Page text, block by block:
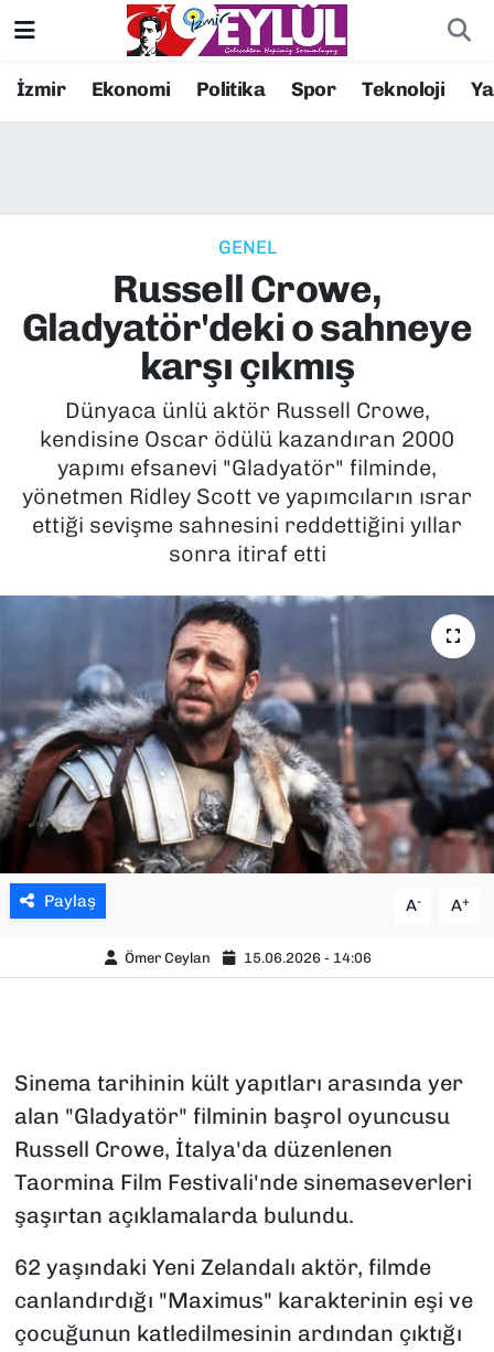
İzmir Ekonomi Politika Spor Teknoloji
GENEL
Russell Crowe,
Gladyatör'deki o sahneye
karşı çıkmış
Dünyaca ünlü aktör Russell Crowe,
kendisine Oscar ödülü kazandıran 2000
yapımı efsanevi "Gladyatör" filminde,
yönetmen Ridley Scott ve yapımcıların ısrar
ettiği sevişme sahnesini reddettiğini yıllar
sonra itiraf etti
Paylaş A- A+
Ömer Ceylan 15.06.2026 - 14:06
Sinema tarihinin kült yapıtları arasında yer
alan "Gladyatör" filminin başrol oyuncusu
Russell Crowe, İtalya'da düzenlenen
Taormina Film Festivali'nde sinemaseverleri
şaşırtan açıklamalarda bulundu.
62 yaşındaki Yeni Zelandalı aktör, filmde
canlandırdığı "Maximus" karakterinin eşi ve
çocuğunun katledilmesinin ardından çıktığı
Resmi İlanlar
EKONOMİ
KÜLTÜR SANAT
MAGAZİN
POLİTİKA
SAĞLIK
SPOR
TEKNOLOJİ
YAŞAM
YEREL YÖNETİMLER
Konak Nöbetçi Eczaneler
Süper Lig Puan Durumu ve Fikstür
Tüm Manşetler
Son Dakika Haberleri
Haber Arşivi